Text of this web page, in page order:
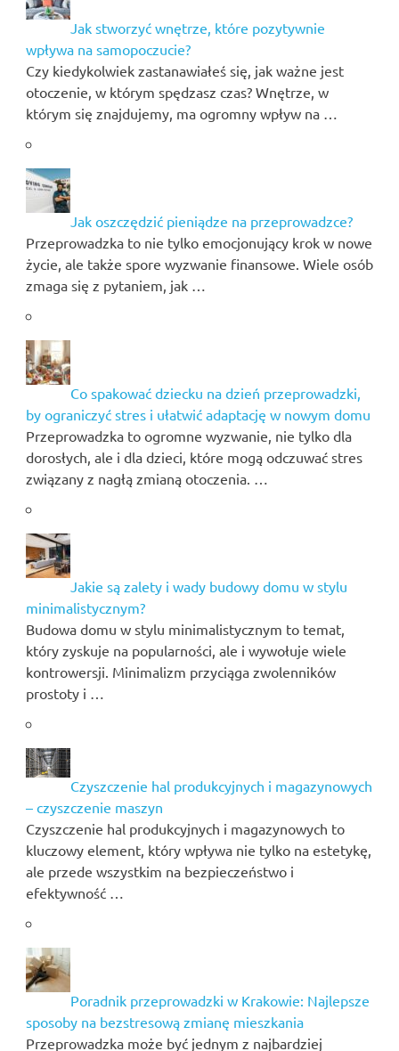
Jak stworzyć wnętrze, które pozytywnie
wpływa na samopoczucie?
Czy kiedykolwiek zastanawiałeś się, jak ważne jest
otoczenie, w którym spędzasz czas? Wnętrze, w
którym się znajdujemy, ma ogromny wpływ na …
Jak oszczędzić pieniądze na przeprowadzce?
Przeprowadzka to nie tylko emocjonujący krok w nowe
życie, ale także spore wyzwanie finansowe. Wiele osób
zmaga się z pytaniem, jak …
Co spakować dziecku na dzień przeprowadzki,
by ograniczyć stres i ułatwić adaptację w nowym domu
Przeprowadzka to ogromne wyzwanie, nie tylko dla
dorosłych, ale i dla dzieci, które mogą odczuwać stres
związany z nagłą zmianą otoczenia. …
Jakie są zalety i wady budowy domu w stylu
minimalistycznym?
Budowa domu w stylu minimalistycznym to temat,
który zyskuje na popularności, ale i wywołuje wiele
kontrowersji. Minimalizm przyciąga zwolenników
prostoty i …
Czyszczenie hal produkcyjnych i magazynowych
– czyszczenie maszyn
Czyszczenie hal produkcyjnych i magazynowych to
kluczowy element, który wpływa nie tylko na estetykę,
ale przede wszystkim na bezpieczeństwo i
efektywność …
Poradnik przeprowadzki w Krakowie: Najlepsze
sposoby na bezstresową zmianę mieszkania
Przeprowadzka może być jednym z najbardziej